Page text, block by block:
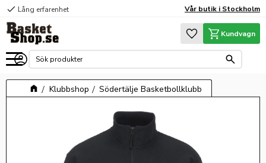
Meny
check Lång erfarenhet Vår butik i Stockholm
Favoriter
Kundvagn
Klubbshop Södertälje Basketbollklubb